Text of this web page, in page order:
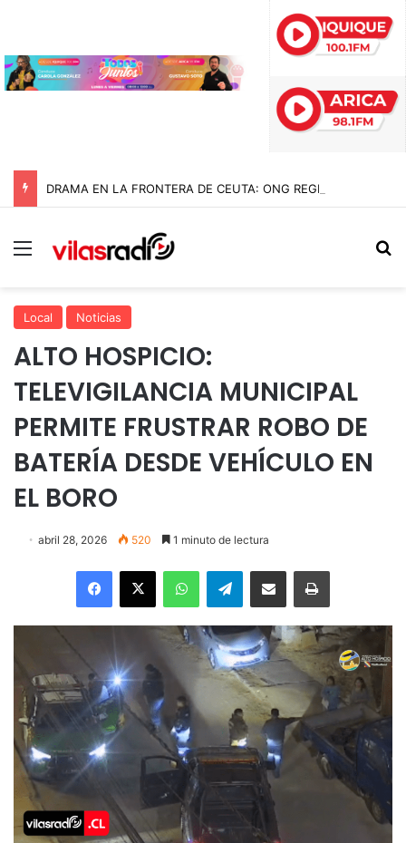
Menú
Local Noticias
ALTO HOSPICIO:
TELEVIGILANCIA MUNICIPAL
PERMITE FRUSTRAR ROBO DE
BATERÍA DESDE VEHÍCULO EN
EL BORO
abril 28, 2026 520 1 minuto de lectura
Facebook
X WhatsAppTelegramEnviar vía email Imprimir